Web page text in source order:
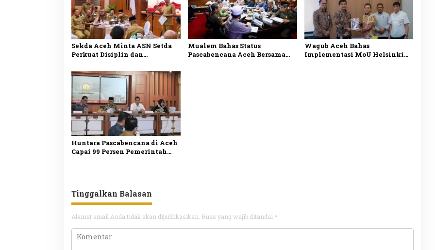
Sekda Aceh Minta ASN Setda
Perkuat Disiplin dan
Program Pemerintah
Mualem Bahas Status
Pascabencana Aceh Bersama
Wagub Aceh Bahas
Implementasi MoU Helsinki
Huntara Pascabencana di Aceh
Capai 99 Persen Pemerintah
Tinggalkan Balasan
Alamat email Anda tidak akan dipublikasikan. Ruas yang wajib ditandai *